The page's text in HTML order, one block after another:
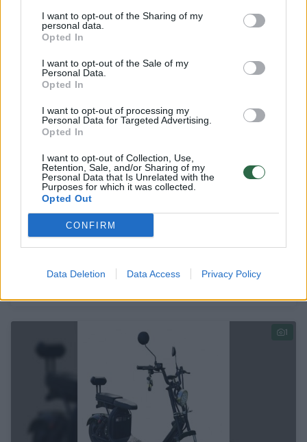
I want to opt-out of the Sharing of my
personal data.
Opted In
I want to opt-out of the Sale of my
Personal Data.
Opted In
I want to opt-out of processing my
Personal Data for Targeted Advertising.
Opted In
I want to opt-out of Collection, Use,
Retention, Sale, and/or Sharing of my
Personal Data that Is Unrelated with the
Purposes for which it was collected.
Opted Out
CONFIRM
Data Deletion Data Access Privacy Policy
Vilniuje – jaunų kelių erelių gaudynės:
pervažiavo pareigūnei koją
1